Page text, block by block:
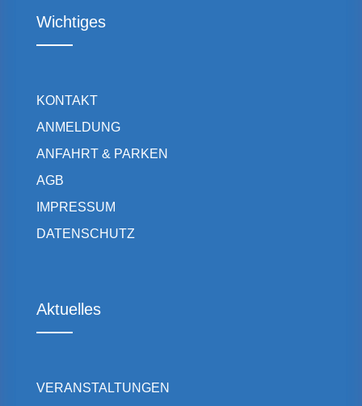
Wichtiges
KONTAKT
ANMELDUNG
ANFAHRT & PARKEN
AGB
IMPRESSUM
DATENSCHUTZ
Aktuelles
VERANSTALTUNGEN